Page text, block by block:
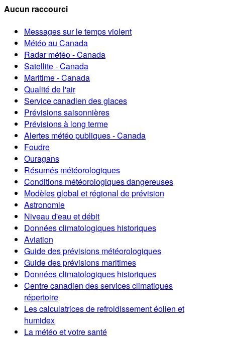
Aucun raccourci
Messages sur le temps violent
Météo au Canada
Radar météo - Canada
Satellite - Canada
Maritime - Canada
Qualité de l'air
Service canadien des glaces
Prévisions saisonnières
Prévisions à long terme
Alertes météo publiques - Canada
Foudre
Ouragans
Résumés météorologiques
Conditions météorologiques dangereuses
Modèles global et régional de prévision
Astronomie
Niveau d'eau et débit
Données climatologiques historiques
Aviation
Guide des prévisions météorologiques
Guide des prévisions maritimes
Données climatologiques historiques
Centre canadien des services climatiques
répertoire
Les calculatrices de refroidissement éolien et
humidex
La météo et votre santé